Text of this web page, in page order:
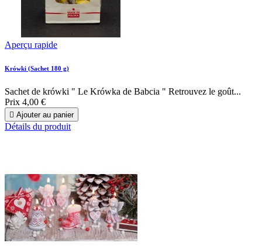
Aperçu rapide
Krówki (Sachet 180 g)
Sachet de krówki " Le Krówka de Babcia " Retrouvez le goût...
Prix 4,00 €
 Ajouter au panier
Détails du produit